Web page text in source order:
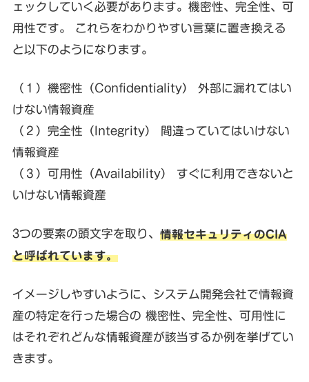
ェックしていく必要があります。機密性、完全性、可
用性です。 これらをわかりやすい言葉に置き換える
と以下のようになります。
（１）機密性（Confidentiality） 外部に漏れてはい
けない情報資産
（２）完全性（Integrity） 間違っていてはいけない
情報資産
（３）可用性（Availability） すぐに利用できないと
いけない情報資産
3つの要素の頭文字を取り、 情報セキュリティのCIA
と呼ばれています。
イメージしやすいように、システム開発会社で情報資
産の特定を行った場合の 機密性、完全性、可用性に
はそれぞれどんな情報資産が該当するか例を挙げてい
きます。